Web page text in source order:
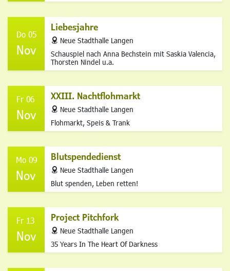
Liebesjahre
Schauspiel nach Anna Bechstein mit Saskia Valencia,
Thorsten Nindel u.a.
Do 05
Nov
address
Neue Stadthalle Langen
XXIII. Nachtflohmarkt
Flohmarkt, Speis & Trank
Fr 06
Nov
address
Neue Stadthalle Langen
Blutspendedienst
Blut spenden, Leben retten!
Mo 09
Nov
address
Neue Stadthalle Langen
Project Pitchfork
35 Years In The Heart Of Darkness
Fr 13
Nov
address
Neue Stadthalle Langen